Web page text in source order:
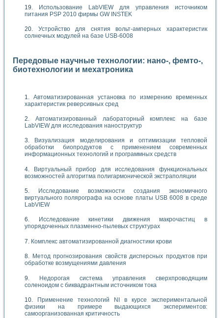
Использование LabVIEW для управления источником
питания PSP 2010 фирмы GW INSTEK
Устройство для снятия вольт-амперных характеристик
солнечных модулей на базе USB-6008
Передовые научные технологии: нано-, фемто-,
биотехнологии и мехатроника
Автоматизированная установка по измерению временных
характеристик реверсивных сред
Автоматизированный лабораторный комплекс на базе
LabVIEW для исследования наноструктур
Визуализация моделирования и оптимизации тепловой
обработки биопродуктов с применением современных
информационных технологий и программных средств
Виртуальный прибор для исследования функциональных
возможностей алгоритма полигармонической экстраполяции
Исследование возможности создания экономичного
виртуального полярографа на основе платы USB 6008 в среде
LabVIEW
Исследование кинетики движения макрочастиц в
упорядоченных плазменно-пылевых структурах
Комплекс автоматизированной диагностики крови
Метод прогнозирования свойств дисперсных продуктов при
обработке возмущениями давления
Недорогая система управления сверхпроводящим
соленоидом с биквадрантным источником тока
Применение технологий NI в курсе экспериментальной
физики на примере выдающихся экспериментов:
самоорганизованная критичность